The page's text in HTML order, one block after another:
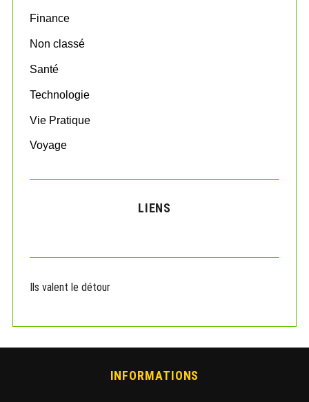
Finance
Non classé
Santé
Technologie
Vie Pratique
Voyage
LIENS
Ils valent le détour
INFORMATIONS